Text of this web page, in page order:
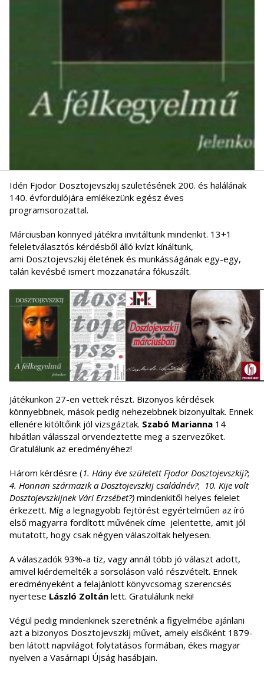
Idén Fjodor Dosztojevszkij születésének 200. és halálának
140. évfordulójára emlékezünk egész éves
programsorozattal.
Márciusban könnyed játékra invitáltunk mindenkit. 13+1
feleletválasztós kérdésből álló kvízt kínáltunk,
ami Dosztojevszkij életének és munkásságának egy-egy,
talán kevésbé ismert mozzanatára fókuszált.
Játékunkon 27-en vettek részt. Bizonyos kérdések
könnyebbnek, mások pedig nehezebbnek bizonyultak. Ennek
ellenére kitöltőink jól vizsgáztak. Szabó Marianna 14
hibátlan válasszal örvendeztette meg a szervezőket.
Gratulálunk az eredményéhez!
Három kérdésre (1. Hány éve született Fjodor Dosztojevszkij?;
4. Honnan származik a Dosztojevszkij családnév?; 10. Kije volt
Dosztojevszkijnek Vári Erzsébet?) mindenkitől helyes felelet
érkezett. Míg a legnagyobb fejtörést egyértelműen az író
első magyarra fordított művének címe jelentette, amit jól
mutatott, hogy csak négyen válaszoltak helyesen.
A válaszadók 93%-a tíz, vagy annál több jó választ adott,
amivel kiérdemelték a sorsoláson való részvételt. Ennek
eredményeként a felajánlott könyvcsomag szerencsés
nyertese László Zoltán lett. Gratulálunk neki!
Végül pedig mindenkinek szeretnénk a figyelmébe ajánlani
azt a bizonyos Dosztojevszkij művet, amely elsőként 1879-
ben látott napvilágot folytatásos formában, ékes magyar
nyelven a Vasárnapi Újság hasábjain.